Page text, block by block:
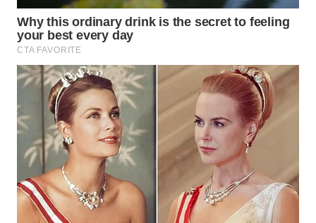
SURABAYA
WN
WN
BINTAN
WN
MANDALIKA
WN
LIKUPANG